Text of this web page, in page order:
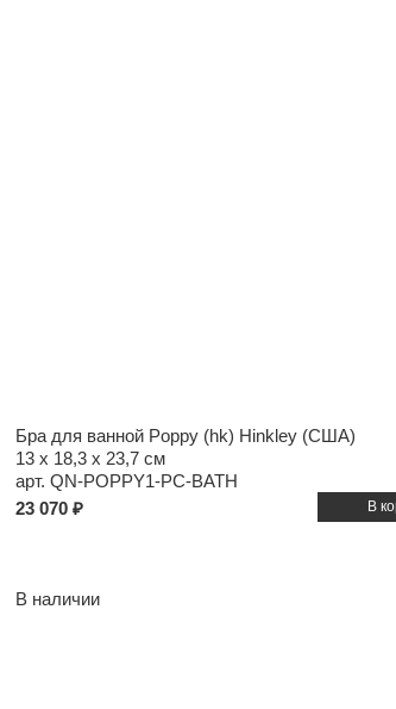
Бра для ванной Poppy (hk) Hinkley (США)
13 x 18,3 x 23,7 см
арт. QN-POPPY1-PC-BATH
23 070 ₽
В наличии